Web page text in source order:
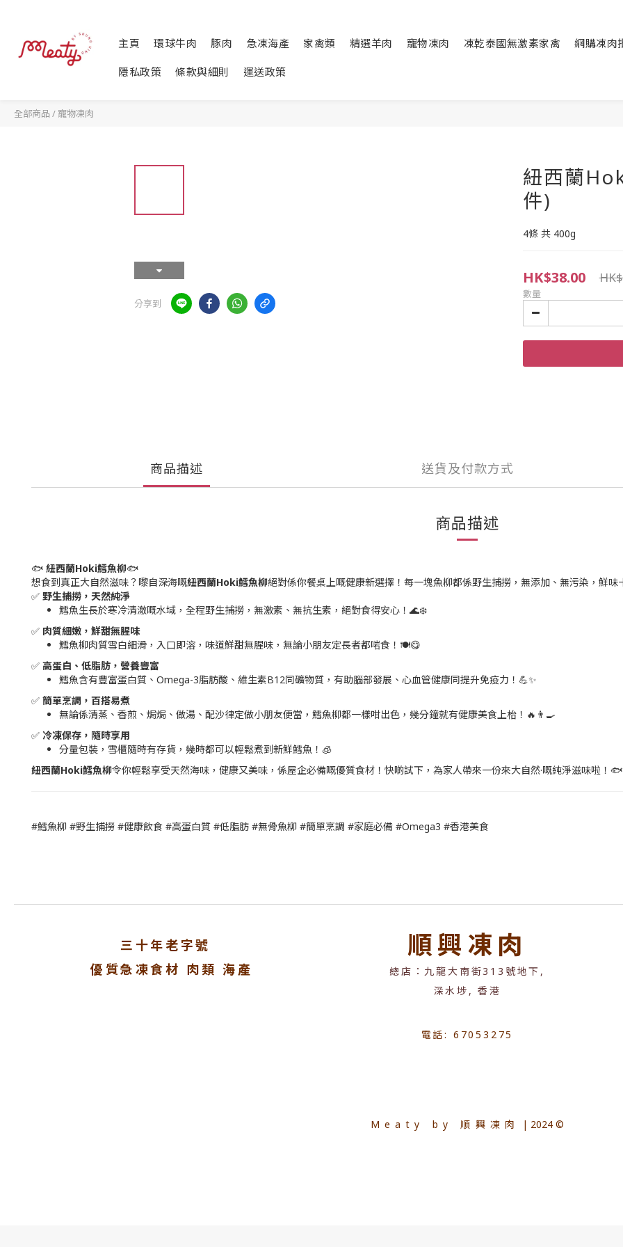
主頁 環球牛肉 豚肉 急凍海產 家禽類 精選羊肉 寵物凍肉 凍乾泰國無激素家禽 網購凍肉
隱私政策 條款與細則 運送政策
全部商品 / 寵物凍肉
分享到
紐西蘭
件)
4條 共 400g
HK$38.00
數量
商品描述 送貨及付款方式
商品描述
🐟 紐西蘭Hoki鱈魚柳🐟
想食到真正大自然滋味？嚟自深海嘅紐西蘭Hoki鱈魚柳絕對係你餐桌上嘅健康新選擇！每一塊魚柳都係野生捕撈，無添加、無污染，鮮
✅ 野生捕撈，天然純淨
鱈魚生長於寒冷清澈嘅水域，全程野生捕撈，無激素、無抗生素，絕對食得安心！🌊❄️
✅ 肉質細嫩，鮮甜無腥味
鱈魚柳肉質雪白細滑，入口即溶，味道鮮甜無腥味，無論小朋友定長者都啱食！🍽️😋
✅ 高蛋白、低脂肪，營養豐富
鱈魚含有豐富蛋白質、Omega-3脂肪酸、維生素B12同礦物質，有助腦部發展、心血管健康同提升免疫力！💪✨
✅ 簡單烹調，百搭易煮
無論係清蒸、香煎、焗焗、做湯、配沙律定做小朋友便當，鱈魚柳都一樣咁出色，幾分鐘就有健康美食上枱！🔥👨‍🍳
✅ 冷凍保存，隨時享用
分量包裝，雪櫃隨時有存貨，幾時都可以輕鬆煮到新鮮鱈魚！🧊
紐西蘭Hoki鱈魚柳令你輕鬆享受天然海味，健康又美味，係屋企必備嘅優質食材！快啲試下，為家人帶來一份來大自然·嘅純淨滋味啦！
#鱈魚柳 #野生捕撈 #健康飲食 #高蛋白質 #低脂肪 #無骨魚柳 #簡單烹調 #家庭必備 #Omega3 #香港美食
三十年老字號
優質急凍食材 肉類 海產
順興凍肉
總店：九龍大南街313號地下,
深水埗, 香港
電話: 67053275
Meaty by 順興凍肉 | 2024 ©